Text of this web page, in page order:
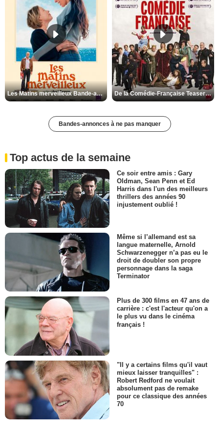
Les Matins merveilleux Bande-annonce VF De la Comédie-Française Teaser VF
Bandes-annonces à ne pas manquer
Top actus de la semaine
Ce soir entre amis : Gary
Oldman, Sean Penn et Ed
Harris dans l'un des meilleurs
thrillers des années 90
injustement oublié !
Même si l’allemand est sa
langue maternelle, Arnold
Schwarzenegger n’a pas eu le
droit de doubler son propre
personnage dans la saga
Terminator
Plus de 300 films en 47 ans de
carrière : c'est l'acteur qu'on a
le plus vu dans le cinéma
français !
"Il y a certains films qu'il vaut
mieux laisser tranquilles" :
Robert Redford ne voulait
absolument pas de remake
pour ce classique des années
70